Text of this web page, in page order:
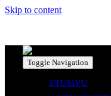
Skip to content
Toggle Navigation
ETUSIVU